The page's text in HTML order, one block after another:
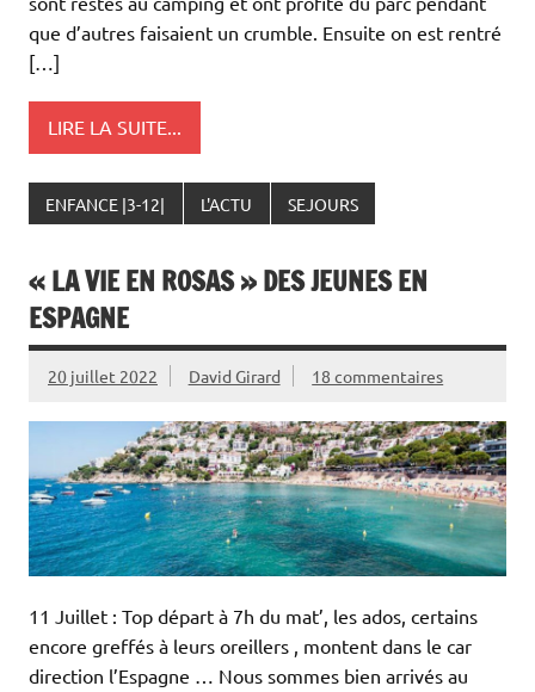
que d’autres faisaient un crumble. Ensuite on est rentré
[…]
LIRE LA SUITE...
ENFANCE |3-12| L'ACTU SEJOURS
« LA VIE EN ROSAS » DES JEUNES EN
ESPAGNE
20 juillet 2022 David Girard 18 commentaires
11 Juillet : Top départ à 7h du mat’, les ados, certains
encore greffés à leurs oreillers , montent dans le car
direction l’Espagne … Nous sommes bien arrivés au